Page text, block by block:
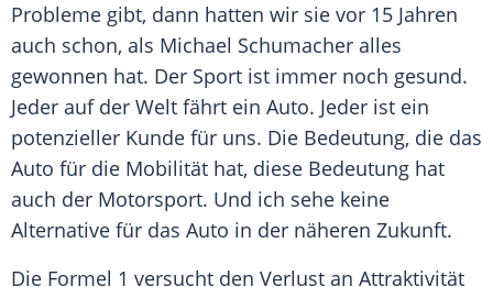
Probleme gibt, dann hatten wir sie vor 15 Jahren
auch schon, als Michael Schumacher alles
gewonnen hat. Der Sport ist immer noch gesund.
Jeder auf der Welt fährt ein Auto. Jeder ist ein
potenzieller Kunde für uns. Die Bedeutung, die das
Auto für die Mobilität hat, diese Bedeutung hat
auch der Motorsport. Und ich sehe keine
Alternative für das Auto in der näheren Zukunft.
Die Formel 1 versucht den Verlust an Attraktivität